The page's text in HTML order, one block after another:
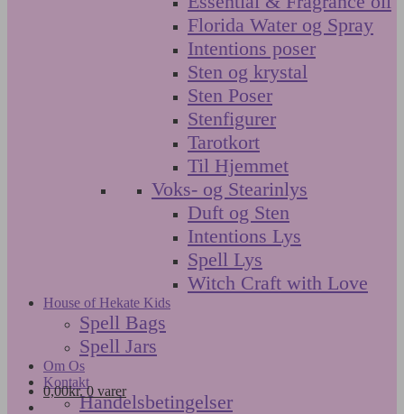
Florida Water og Spray
Intentions poser
Sten og krystal
Sten Poser
Stenfigurer
Tarotkort
Til Hjemmet
Voks- og Stearinlys
Duft og Sten
Intentions Lys
Spell Lys
Witch Craft with Love
House of Hekate Kids
Spell Bags
Spell Jars
Om Os
Kontakt
Handelsbetingelser
0,00kr. 0 varer